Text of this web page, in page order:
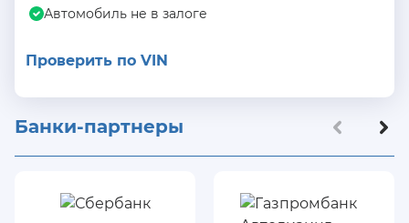
Автомобиль не в залоге
Проверить по VIN
Банки-партнеры